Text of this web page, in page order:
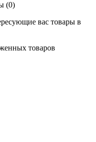
(0)
вас товары в
товаров